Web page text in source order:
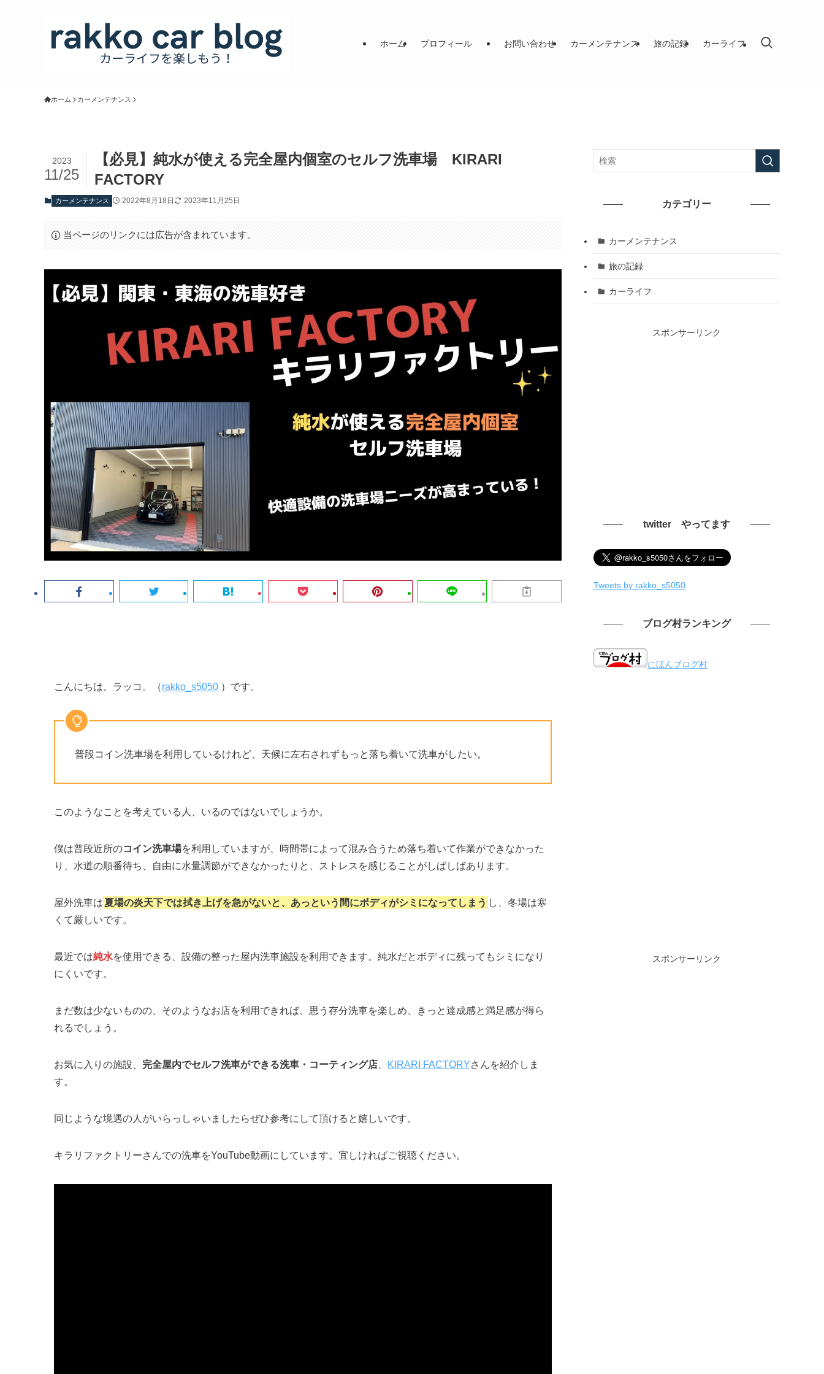
ホーム プロフィール お問い合わせ カーメンテナンス 旅の記録 カーライフ
ホーム カーメンテナンス
【必見】純水が使える完全屋内個室のセルフ洗車場 KIRARI
FACTORY
2023
11/25
カーメンテナンス 2022年8月18日 2023年11月25日
当ページのリンクには広告が含まれています。
こんにちは。ラッコ。（rakko_s5050 ）です。
普段コイン洗車場を利用しているけれど、天候に左右されずもっと落ち着いて洗車がしたい。
このようなことを考えている人、いるのではないでしょうか。
僕は普段近所のコイン洗車場を利用していますが、時間帯によって混み合うため落ち着いて作業ができなかった
り、水道の順番待ち、自由に水量調節ができなかったりと、ストレスを感じることがしばしばあります。
屋外洗車は夏場の炎天下では拭き上げを急がないと、あっという間にボディがシミになってしまう し、冬場は寒
くて厳しいです。
最近では純水を使用できる、設備の整った屋内洗車施設を利用できます。純水だとボディに残ってもシミになり
にくいです。
まだ数は少ないものの、そのようなお店を利用できれば、思う存分洗車を楽しめ、きっと達成感と満足感が得ら
れるでしょう。
お気に入りの施設、 完全屋内でセルフ洗車ができる洗車・コーティング店 KIRARI FACTORYさんを紹介しま
す。
同じような境遇の人がいらっしゃいましたらぜひ参考にして頂けると嬉しいです。
キラリファクトリーさんでの洗車をYouTube動画にしています。宜しければご視聴ください。
カテゴリー
カーメンテナンス
旅の記録
カーライフ
スポンサーリンク
twitter やってます
Tweets by rakko_s5050
ブログ村ランキング
にほんブログ村
スポンサーリンク